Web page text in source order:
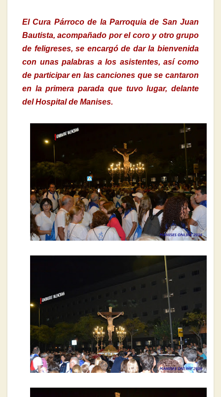
El Cura Párroco de la Parroquia de San Juan
Bautista, acompañado por el coro y otro grupo
de feligreses, se encargó de dar la bienvenida
con unas palabras a los asistentes, así como
de participar en las canciones que se cantaron
en la primera parada que tuvo lugar, delante
del Hospital de Manises.